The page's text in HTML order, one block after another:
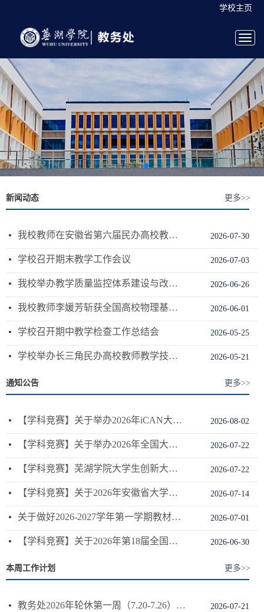
学校主页
新闻动态 更多>>
2026-07-30
我校教师在安徽省第六届民办高校教师教学技能大赛中喜获佳绩
2026-07-03
学校召开期末教学工作会议
2026-06-26
我校举办教学质量监控体系建设与改革实践专题报告会
2026-06-01
我校教师李媛芳斩获全国高校物理基础课程青教赛安徽赛区一等奖
2026-05-25
学校召开期中教学检查工作总结会
2026-05-21
学校举办长三角民办高校教师教学技能大赛指导交流会
通知公告 更多>>
2026-08-02
【学科竞赛】关于举办2026年iCAN大学生创新创业大赛校内选拔赛的通知
2026-07-22
【学科竞赛】关于举办2026年全国大学生数学建模竞赛（安徽赛区）校内选拔赛的通知
2026-07-22
【学科竞赛】芜湖学院大学生创新大赛（2026）校赛拟获奖名单公示
2026-07-14
【学科竞赛】关于2026年安徽省大学生创意设计大赛校内选拔赛的通知
2026-07-01
关于做好2026-2027学年第一学期教材征订工作的通知
2026-06-30
【学科竞赛】关于2026年第18届全国大学生广告艺术大赛芜湖学院校赛推荐省赛名单的公示
本周工作计划 更多>>
2026-07-21
教务处2026年轮休第一周（7.20-7.26）工作安排